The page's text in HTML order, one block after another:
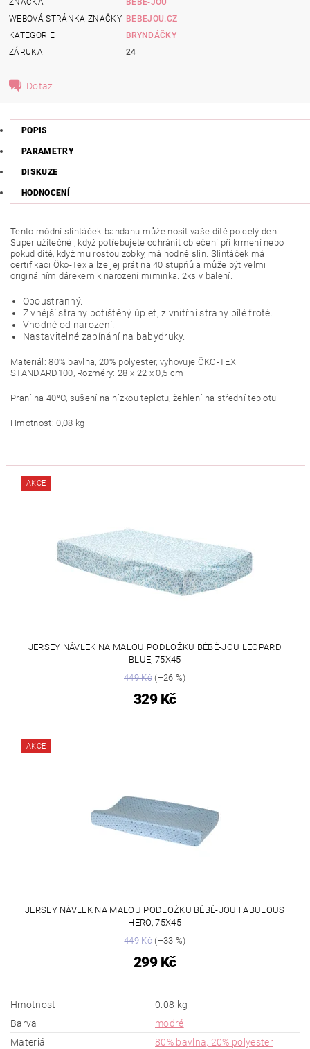
WEBOVÁ STRÁNKA ZNAČKY BEBEJOU.CZ
KATEGORIE
BRYNDÁČKY
ZÁRUKA
24
Dotaz
POPIS
PARAMETRY
DISKUZE
HODNOCENÍ
Tento módní slintáček-bandanu může nosit vaše dítě po celý den.
Super užitečné , když potřebujete ochránit oblečení při krmení nebo
pokud dítě, když mu rostou zobky, má hodně slin. Slintáček má
certifikaci Öko-Tex a lze jej prát na 40 stupňů a může být velmi
originálním dárekem k narození miminka. 2ks v balení.
Oboustranný.
Z vnější strany potištěný úplet, z vnitřní strany bílé froté.
Vhodné od narození.
Nastavitelné zapínání na babydruky.
Materiál: 80% bavlna, 20% polyester, vyhovuje ÖKO-TEX
STANDARD100, Rozměry: 28 x 22 x 0,5 cm
Praní na 40°C, sušení na nízkou teplotu, žehlení na střední teplotu.
Hmotnost: 0,08 kg
AKCE
JERSEY NÁVLEK NA MALOU PODLOŽKU BÉBÉ-JOU LEOPARD
BLUE, 75X45
449 Kč(–26 %)
329 Kč
AKCE
JERSEY NÁVLEK NA MALOU PODLOŽKU BÉBÉ-JOU FABULOUS
HERO, 75X45
449 Kč(–33 %)
299 Kč
Hmotnost
0.08 kg
Barva
modré
Materiál
80% bavlna, 20% polyester